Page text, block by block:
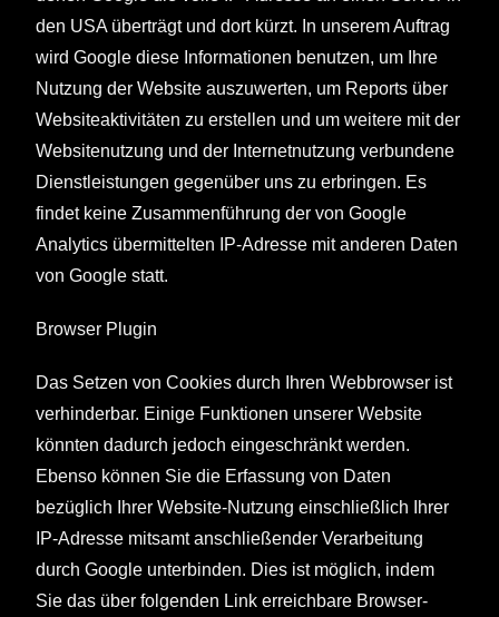
den USA überträgt und dort kürzt. In unserem Auftrag
wird Google diese Informationen benutzen, um Ihre
Nutzung der Website auszuwerten, um Reports über
Websiteaktivitäten zu erstellen und um weitere mit der
Websitenutzung und der Internetnutzung verbundene
Dienstleistungen gegenüber uns zu erbringen. Es
findet keine Zusammenführung der von Google
Analytics übermittelten IP-Adresse mit anderen Daten
von Google statt.
Browser Plugin
Das Setzen von Cookies durch Ihren Webbrowser ist
verhinderbar. Einige Funktionen unserer Website
könnten dadurch jedoch eingeschränkt werden.
Ebenso können Sie die Erfassung von Daten
bezüglich Ihrer Website-Nutzung einschließlich Ihrer
IP-Adresse mitsamt anschließender Verarbeitung
durch Google unterbinden. Dies ist möglich, indem
Sie das über folgenden Link erreichbare Browser-